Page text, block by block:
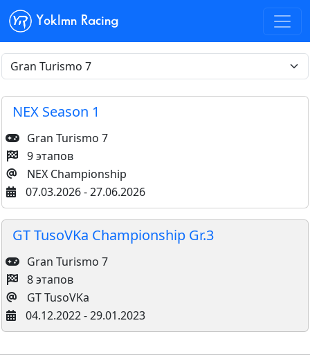
Yoklmn Racing
NEX Season 1
Gran Turismo 7
9 этапов
NEX Championship
07.03.2026 - 27.06.2026
GT TusoVKa Championship Gr.3
Gran Turismo 7
8 этапов
GT TusoVKa
04.12.2022 - 29.01.2023